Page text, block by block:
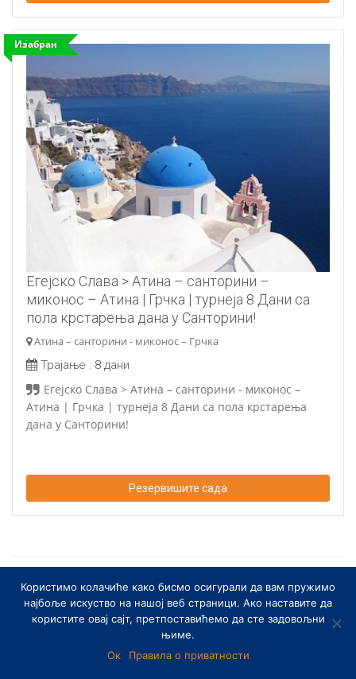
Изабран
Егејско Слава > Атина – санторини –
миконос – Атина | Грчка | турнеја 8 Дани са
пола крстарења дана у Санторини!
Атина – санторини - миконос – Грчка
Трајање : 8 дани
Егејско Слава > Атина – санторини - миконос –
Атина | Грчка | турнеја 8 Дани са пола крстарења
дана у Санторини!
Резервишите сада
23 туре . показивање 1 - 23
Не оно што тражите?Покушајте поново претрагу
Користимо колачиће како бисмо осигурали да вам пружимо
најбоље искуство на нашој веб страници. Ако наставите да
користите овај сајт, претпоставићемо да сте задовољни
њиме.
Ок
Правила о приватности